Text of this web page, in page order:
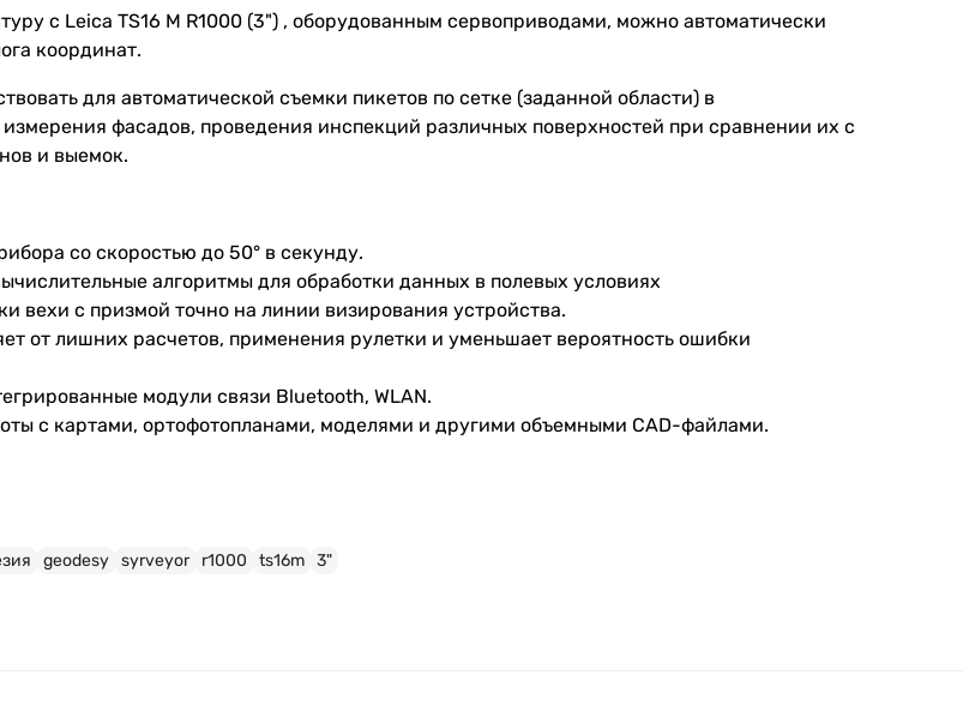
с Leica TS16 M R1000 (3") , оборудованным сервоприводами, можно автоматически
координат.
для автоматической съемки пикетов по сетке (заданной области) в
фасадов, проведения инспекций различных поверхностей при сравнении их с
и выемок.
со скоростью до 50° в секунду.
алгоритмы для обработки данных в полевых условиях
вехи с призмой точно на линии визирования устройства.
от лишних расчетов, применения рулетки и уменьшает вероятность ошибки
модули связи Bluetooth, WLAN.
с картами, ортофотопланами, моделями и другими объемными CAD-файлами.
geodesy syrveyor r1000 ts16m 3"